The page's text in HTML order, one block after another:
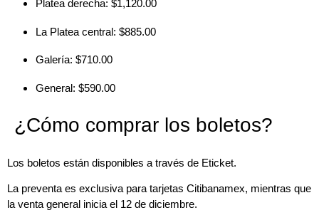
Platea derecha: $1,120.00
La Platea central: $885.00
Galería: $710.00
General: $590.00
¿Cómo comprar los boletos?
Los boletos están disponibles a través de Eticket.
La preventa es exclusiva para tarjetas Citibanamex, mientras que
la venta general inicia el 12 de diciembre.